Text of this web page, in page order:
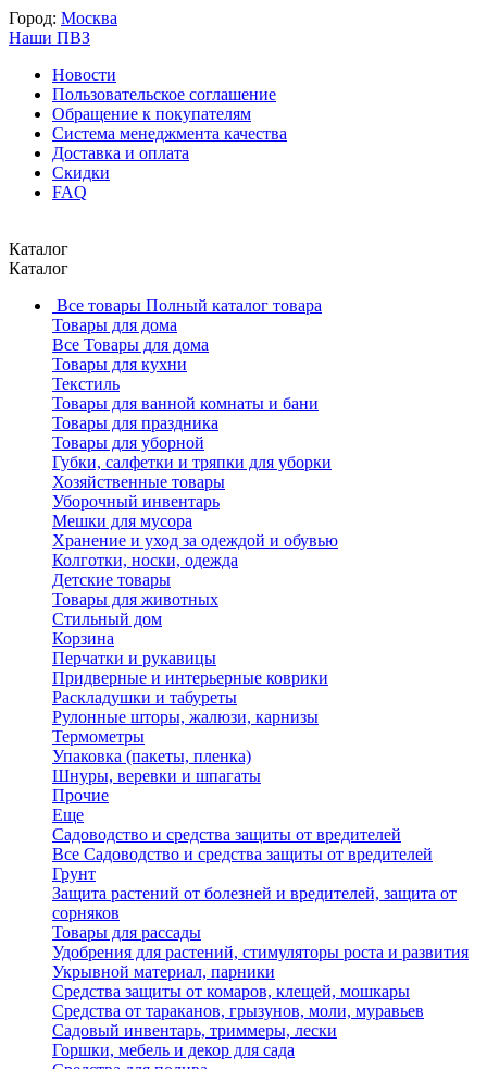
Город: Москва
Наши ПВЗ
Новости
Пользовательское соглашение
Обращение к покупателям
Система менеджмента качества
Доставка и оплата
Скидки
FAQ
Каталог
Каталог
Все товары Полный каталог товара
Товары для дома
Все Товары для дома
Товары для кухни
Текстиль
Товары для ванной комнаты и бани
Товары для праздника
Товары для уборной
Губки, салфетки и тряпки для уборки
Хозяйственные товары
Уборочный инвентарь
Мешки для мусора
Хранение и уход за одеждой и обувью
Колготки, носки, одежда
Детские товары
Товары для животных
Стильный дом
Корзина
Перчатки и рукавицы
Придверные и интерьерные коврики
Раскладушки и табуреты
Рулонные шторы, жалюзи, карнизы
Термометры
Упаковка (пакеты, пленка)
Шнуры, веревки и шпагаты
Прочие
Еще
Садоводство и средства защиты от вредителей
Все Садоводство и средства защиты от вредителей
Грунт
Защита растений от болезней и вредителей, защита от
сорняков
Товары для рассады
Удобрения для растений, стимуляторы роста и развития
Укрывной материал, парники
Средства защиты от комаров, клещей, мошкары
Средства от тараканов, грызунов, моли, муравьев
Садовый инвентарь, триммеры, лески
Горшки, мебель и декор для сада